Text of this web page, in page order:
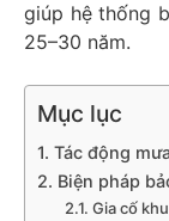
giúp hệ thống
25–30 năm.
Mục lục
1. Tác động
2. Biện pháp
2.1. Gia cố